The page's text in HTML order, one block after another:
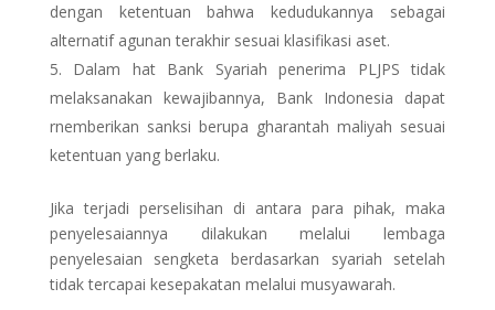
dengan ketentuan bahwa kedudukannya sebagai
alternatif agunan terakhir sesuai klasifikasi aset.
Dalam hat Bank Syariah penerima PLJPS tidak
melaksanakan kewajibannya, Bank Indonesia dapat
rnemberikan sanksi berupa gharantah maliyah sesuai
ketentuan yang berlaku.
Jika terjadi perselisihan di antara para pihak, maka
penyelesaiannya dilakukan melalui lembaga
penyelesaian sengketa berdasarkan syariah setelah
tidak tercapai kesepakatan melalui musyawarah.